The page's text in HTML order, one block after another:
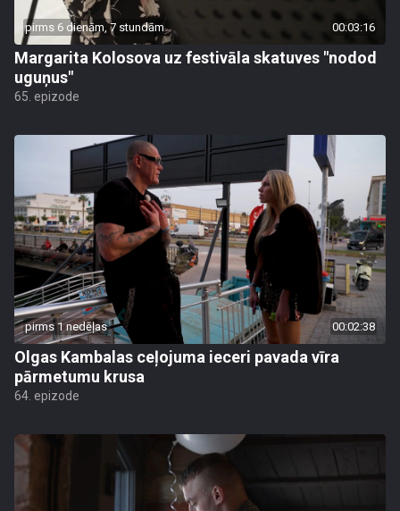
pirms 6 dienām, 7 stundām 00:03:16
Margarita Kolosova uz festivāla skatuves "nodod
uguņus"
65. epizode
pirms 1 nedēļas 00:02:38
Olgas Kambalas ceļojuma ieceri pavada vīra
pārmetumu krusa
64. epizode